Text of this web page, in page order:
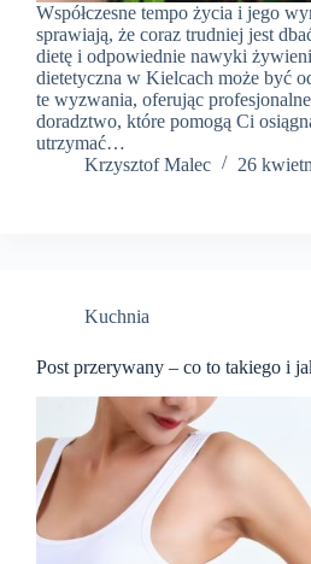
Współczesne tempo życia i jego
sprawiają, że coraz trudniej jest
dietę i odpowiednie nawyki
dietetyczna w Kielcach może być
te wyzwania, oferując
doradztwo, które pomogą Ci
utrzymać…
Krzysztof Malec
26
Kuchnia
Post przerywany – co to takiego i